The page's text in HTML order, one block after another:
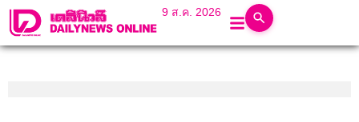
9 ส.ค. 2026